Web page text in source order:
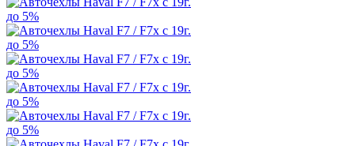
до 5%
до 5%
до 5%
до 5%
до 5%